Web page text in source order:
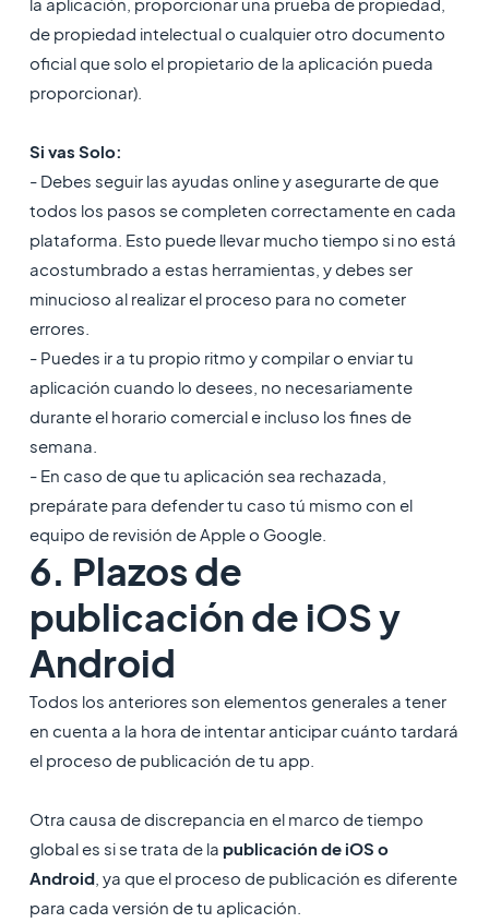
de propiedad intelectual o cualquier otro documento
oficial que solo el propietario de la aplicación pueda
proporcionar).
Si vas Solo:
- Debes seguir las ayudas online y asegurarte de que
todos los pasos se completen correctamente en cada
plataforma. Esto puede llevar mucho tiempo si no está
acostumbrado a estas herramientas, y debes ser
minucioso al realizar el proceso para no cometer
errores.
- Puedes ir a tu propio ritmo y compilar o enviar tu
aplicación cuando lo desees, no necesariamente
durante el horario comercial e incluso los fines de
semana.
- En caso de que tu aplicación sea rechazada,
prepárate para defender tu caso tú mismo con el
equipo de revisión de Apple o Google.
6. Plazos de
publicación de iOS y
Android
Todos los anteriores son elementos generales a tener
en cuenta a la hora de intentar anticipar cuánto tardará
el proceso de publicación de tu app.
Otra causa de discrepancia en el marco de tiempo
global es si se trata de la publicación de iOS o
Android, ya que el proceso de publicación es diferente
para cada versión de tu aplicación.